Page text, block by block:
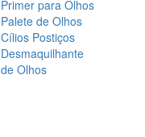
Primer para Olhos
Palete de Olhos
Cílios Postiços
Desmaquilhante
de Olhos